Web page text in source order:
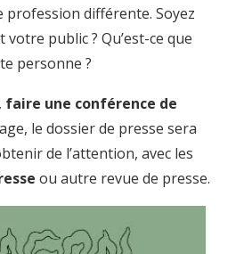
différente. Soyez
public ? Qu’est-ce que
personne ?
faire une conférence de
le dossier de presse sera
de l’attention, avec les
ou autre revue de presse.